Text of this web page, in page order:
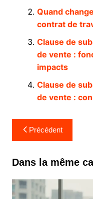
Quand
contrat de
Clause de
de vente :
impacts
Clause de
de vente :
Navigation
de
l’article
Précédent
Dans la même